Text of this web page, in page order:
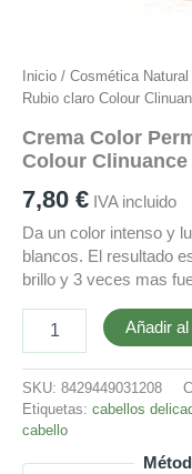
Inicio / Cosmética Natural
Rubio claro Colour
Crema Color
Colour Clinuance
7,80 € IVA incluido
Da un color intenso y
blancos. El resultado
brillo y 3 veces mas
Añadir
SKU: 8429449031208
Etiquetas: cabellos
cabello